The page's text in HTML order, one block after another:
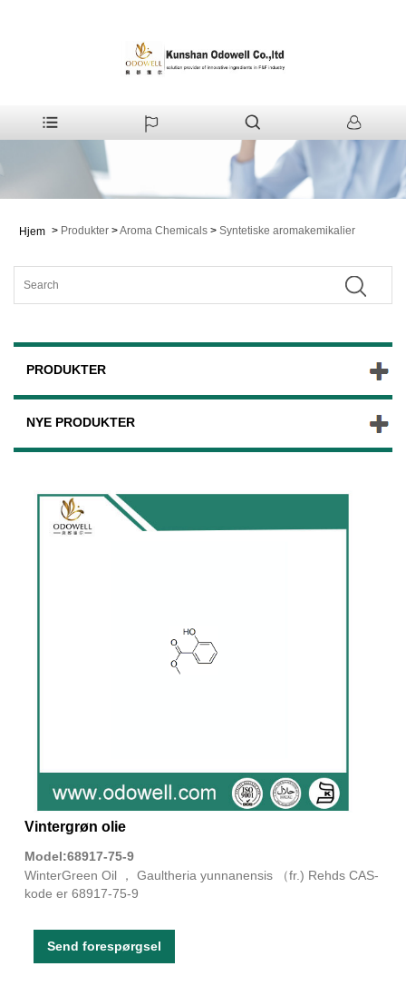
Hjem > Produkter >Aroma Chemicals > Syntetiske aromakemikalier
PRODUKTER
NYE PRODUKTER
Vintergrøn olie
Model:68917-75-9
WinterGreen Oil ， Gaultheria yunnanensis （fr.) Rehds CAS-
kode er 68917-75-9
Send forespørgsel